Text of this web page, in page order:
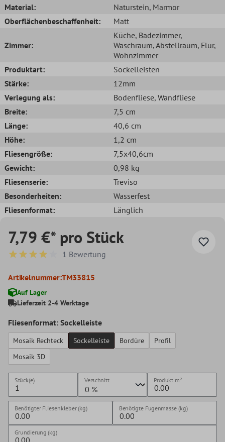
Material:
Naturstein, Marmor
Oberflächenbeschaffenheit:
Matt
Zimmer:
Küche, Badezimmer,
Waschraum, Abstellraum, Flur,
Wohnzimmer
Produktart:
Sockelleisten
Stärke:
12mm
Verlegung als:
Bodenfliese, Wandfliese
Breite:
7,5 cm
Länge:
40,6 cm
Höhe:
1,2 cm
Fliesengröße:
7,5x40,6cm
Gewicht:
0,98 kg
Fliesenserie:
Treviso
Besonderheiten:
Wasserfest
Fliesenformat:
Länglich
7,79 €* pro Stück
Durchschnittliche Bewertung von 4 von 5 Sternen
1 Bewertung
Artikelnummer:TM33815
Auf Lager
Lieferzeit 2-4 Werktage
Fliesenformat: Sockelleiste
Mosaik Rechteck Sockelleiste Bordüre
Profil
Mosaik 3D
Stück(e) Verschnitt Produkt m²
Benötigter Fliesenkleber (kg) Benötigte Fugenmasse (kg)
Grundierung (kg)